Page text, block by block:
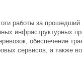
работы за
инфраструктурных
обеспечение
сервисов, а также